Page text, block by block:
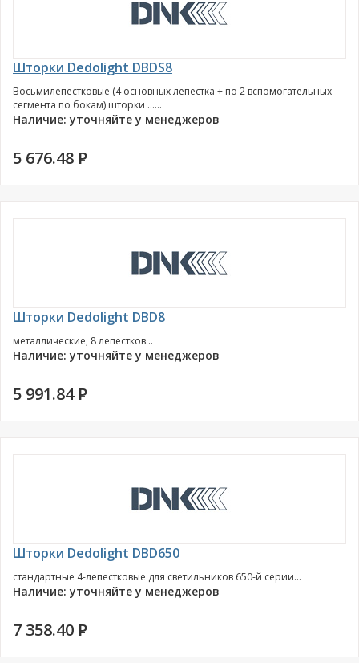
Шторки Dedolight DBDS8
Восьмилепестковые (4 основных лепестка + по 2 вспомогательных
сегмента по бокам) шторки ......
Наличие: уточняйте у менеджеров
5 676.48 P
Шторки Dedolight DBD8
металлические, 8 лепестков...
Наличие: уточняйте у менеджеров
5 991.84P
Шторки Dedolight DBD650
стандартные 4-лепестковые для светильников 650-й серии...
Наличие: уточняйте у менеджеров
7 358.40 P